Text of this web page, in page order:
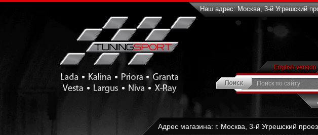
Наш адрес: Москва, 3-й Угрешский
English version
Адрес магазина: г. Москва, 3-й Угрешский